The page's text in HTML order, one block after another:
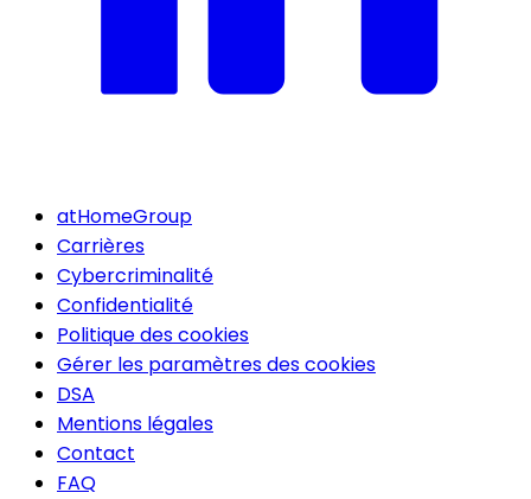
atHomeGroup
Carrières
Cybercriminalité
Confidentialité
Politique des cookies
Gérer les paramètres des cookies
DSA
Mentions légales
Contact
FAQ